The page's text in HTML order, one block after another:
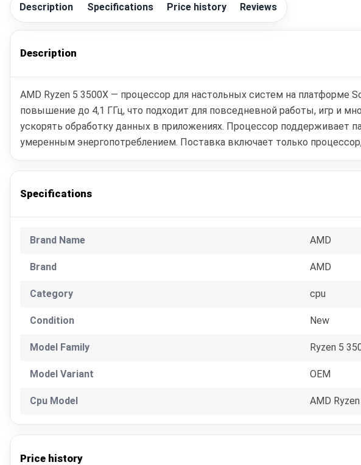
Description Specifications Price history Reviews
Description
AMD Ryzen 5 3500X — процессор для настольных систем на платформе
повышение до 4,1 ГГц, что подходит для повседневной работы, игр и
ускорять обработку данных в приложениях. Процессор поддерживает
умеренным энергопотреблением. Поставка включает только
Specifications
Brand Name AMD
Brand AMD
Category cpu
Condition New
Model Family Ryzen 5
Model Variant OEM
Cpu Model AMD
Price history